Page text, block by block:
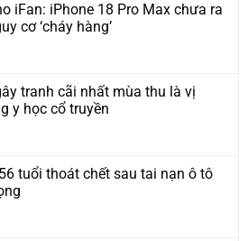
iFan: iPhone 18 Pro Max chưa ra
cơ ‘cháy hàng’
tranh cãi nhất mùa thu là vị
y học cổ truyền
tuổi thoát chết sau tai nạn ô tô